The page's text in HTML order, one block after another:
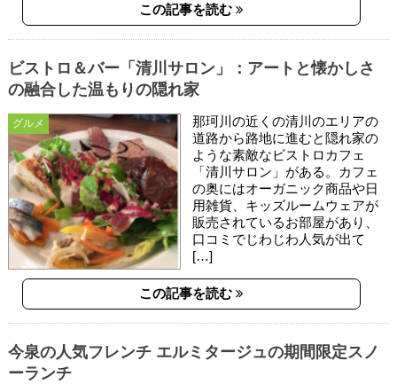
この記事を読む
グルメ
ビストロ＆バー「清川サロン」：アートと懐かしさ
の融合した温もりの隠れ家
那珂川の近くの清川のエリアの
道路から路地に進むと隠れ家の
ような素敵なビストロカフェ
「清川サロン」がある。カフェ
の奥にはオーガニック商品や日
用雑貨、キッズルームウェアが
販売されているお部屋があり、
口コミでじわじわ人気が出て
[…]
この記事を読む
今泉の人気フレンチ エルミタージュの期間限定スノ
ーランチ